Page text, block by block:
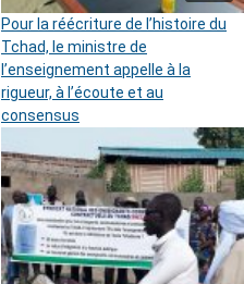
Pour la réécriture de l’histoire du
Tchad, le ministre de
l’enseignement appelle à la
rigueur, à l’écoute et au
consensus